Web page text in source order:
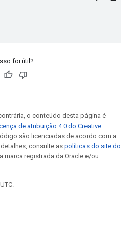
foi útil?
o conteúdo desta página é
de atribuição 4.0 do Creative
são licenciadas de acordo com a
detalhes, consulte as políticas do site do
marca registrada da Oracle e/ou